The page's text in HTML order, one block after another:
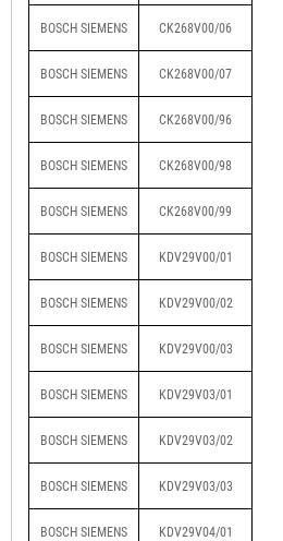
BOSCH SIEMENS CK268V00/06
BOSCH SIEMENS CK268V00/07
BOSCH SIEMENS CK268V00/96
BOSCH SIEMENS CK268V00/98
BOSCH SIEMENS CK268V00/99
BOSCH SIEMENS KDV29V00/01
BOSCH SIEMENS KDV29V00/02
BOSCH SIEMENS KDV29V00/03
BOSCH SIEMENS KDV29V03/01
BOSCH SIEMENS KDV29V03/02
BOSCH SIEMENS KDV29V03/03
BOSCH SIEMENS KDV29V04/01